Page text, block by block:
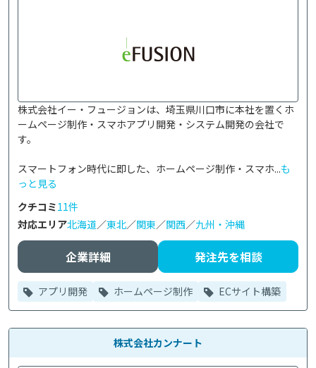
株式会社イー・フュージョンは、埼玉県川口市に本社を置くホ
ームページ制作・スマホアプリ開発・システム開発の会社で
す。
スマートフォン時代に即した、ホームページ制作・スマホ...も
っと見る
クチコミ11件
対応エリア北海道／東北／関東／関西／九州・沖縄
企業詳細 発注先を相談
アプリ開発 ホームページ制作 ECサイト構築
株式会社カンナート